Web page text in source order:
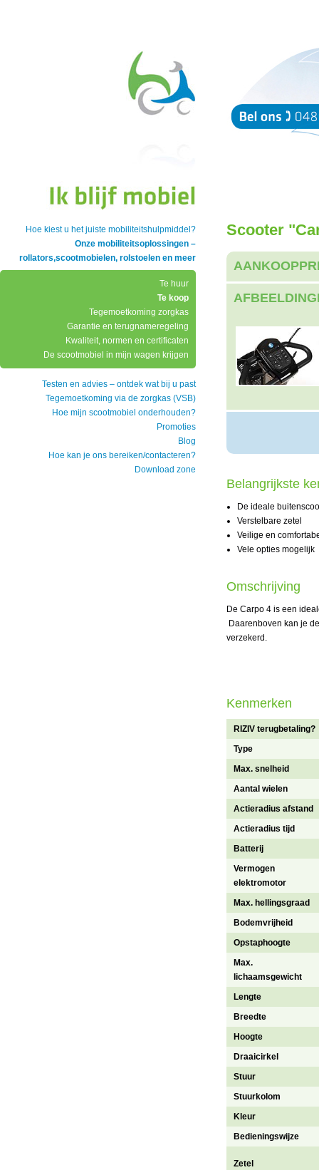
Hoe kiest u het juiste mobiliteitshulpmiddel?
Onze mobiliteitsoplossingen –
rollators,scootmobielen, rolstoelen en meer
Te huur
Te koop
Tegemoetkoming zorgkas
Garantie en terugnameregeling
Kwaliteit, normen en certificaten
De scootmobiel in mijn wagen krijgen
Testen en advies – ontdek wat bij u past
Tegemoetkoming via de zorgkas (VSB)
Hoe mijn scootmobiel onderhouden?
Promoties
Blog
Hoe kan je ons bereiken/contacteren?
Download zone
Scooter
Belangrijkste
De ideale
Verstelbare zetel
Veilige en
Vele opties mogelijk
Omschrijving
De Carpo 4 is een
Daarenboven kan je
verzekerd.
Kenmerken
RIZIV terugbetaling?
Type
Max. snelheid
Aantal wielen
Actieradius afstand
Actieradius tijd
Batterij
Vermogen
elektromotor
Max. hellingsgraad
Bodemvrijheid
Opstaphoogte
Max.
lichaamsgewicht
Lengte
Breedte
Hoogte
Draaicirkel
Stuur
Stuurkolom
Kleur
Bedieningswijze
Zetel